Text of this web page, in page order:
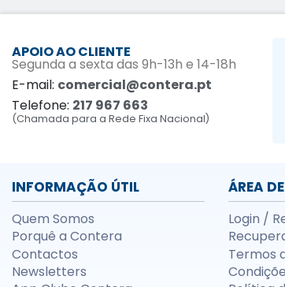
APOIO AO CLIENTE
Segunda a sexta das 9h-13h e 14-18h
E-mail: comercial@contera.pt
Telefone: 217 967 663
(Chamada para a Rede Fixa Nacional)
INFORMAÇÃO ÚTIL
Quem Somos
Porquê a Contera
Contactos
Newsletters
ÁREA
Login /
Termos